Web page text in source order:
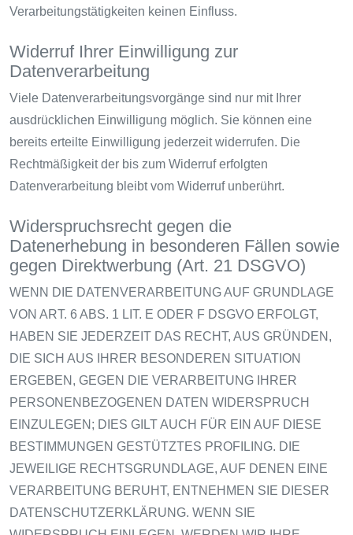
Verarbeitungstätigkeiten keinen Einfluss.
Widerruf Ihrer Einwilligung zur
Datenverarbeitung
Viele Datenverarbeitungsvorgänge sind nur mit Ihrer
ausdrücklichen Einwilligung möglich. Sie können eine
bereits erteilte Einwilligung jederzeit widerrufen. Die
Rechtmäßigkeit der bis zum Widerruf erfolgten
Datenverarbeitung bleibt vom Widerruf unberührt.
Widerspruchsrecht gegen die
Datenerhebung in besonderen Fällen sowie
gegen Direktwerbung (Art. 21 DSGVO)
WENN DIE DATENVERARBEITUNG AUF GRUNDLAGE
VON ART. 6 ABS. 1 LIT. E ODER F DSGVO ERFOLGT,
HABEN SIE JEDERZEIT DAS RECHT, AUS GRÜNDEN,
DIE SICH AUS IHRER BESONDEREN SITUATION
ERGEBEN, GEGEN DIE VERARBEITUNG IHRER
PERSONENBEZOGENEN DATEN WIDERSPRUCH
EINZULEGEN; DIES GILT AUCH FÜR EIN AUF DIESE
BESTIMMUNGEN GESTÜTZTES PROFILING. DIE
JEWEILIGE RECHTSGRUNDLAGE, AUF DENEN EINE
VERARBEITUNG BERUHT, ENTNEHMEN SIE DIESER
DATENSCHUTZERKLÄRUNG. WENN SIE